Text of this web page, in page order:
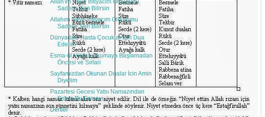
Allah'ım Neye İhtiyacım Olduğunu
Sadece Sen Bilirsin
Allahım Neye İhtiyacım Olduğunu
Sadece Sen Bilirsin
Dünyadaki Hasta Çocuklar İçin Dua
Edelim
Esma-ül Hüsna Okumaya Başlamadan
Öncesi ve Sırları
Sayfamızdan Okunan Dualar İcin Amin
Diyelim
Pazartesi Gecesi Yatsı Namazından
Sonra Bu Esmayı ...
Dertler